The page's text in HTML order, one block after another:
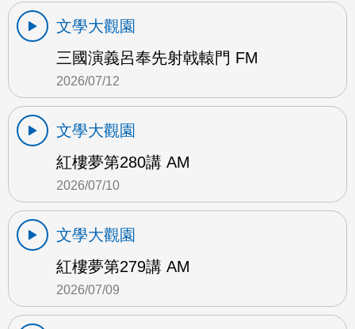
文學大觀園
三國演義呂奉先射戟轅門 FM
2026/07/12
文學大觀園
紅樓夢第280講 AM
2026/07/10
文學大觀園
紅樓夢第279講 AM
2026/07/09